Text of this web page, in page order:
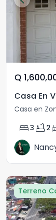
Q
Casa en
bed3 bathtub 2
Terreno